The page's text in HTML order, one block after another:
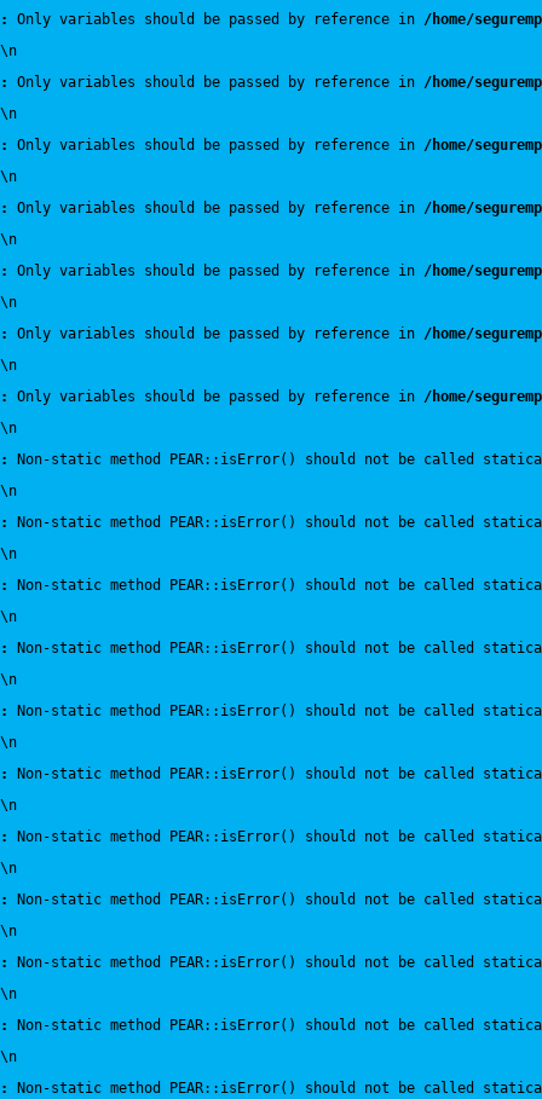
:
Only variables should be passed by reference in /home/
\n
:
Only variables should be passed by reference in /home/
\n
:
Only variables should be passed by reference in /home/
\n
:
Only variables should be passed by reference in /home/
\n
:
Only variables should be passed by reference in /home/
\n
:
Only variables should be passed by reference in /home/
\n
:
Only variables should be passed by reference in /home/
\n
:
Non-static method PEAR::isError() should not be called
\n
:
Non-static method PEAR::isError() should not be called
\n
:
Non-static method PEAR::isError() should not be called
\n
:
Non-static method PEAR::isError() should not be called
\n
:
Non-static method PEAR::isError() should not be called
\n
:
Non-static method PEAR::isError() should not be called
\n
:
Non-static method PEAR::isError() should not be called
\n
:
Non-static method PEAR::isError() should not be called
\n
:
Non-static method PEAR::isError() should not be called
\n
:
Non-static method PEAR::isError() should not be called
\n
:
Non-static method PEAR::isError() should not be called